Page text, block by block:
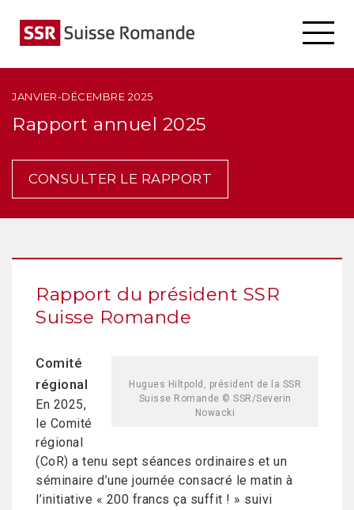
JANVIER-DÉCEMBRE 2025
Rapport annuel 2025
CONSULTER LE RAPPORT
Rapport du président SSR
Suisse Romande
Hugues Hiltpold, président de la SSR
Suisse Romande © SSR/Severin
Nowacki
Comité
régional
En 2025,
le Comité
régional
(CoR) a tenu sept séances ordinaires et un
séminaire d’une journée consacré le matin à
l’initiative « 200 francs ça suffit ! » suivi